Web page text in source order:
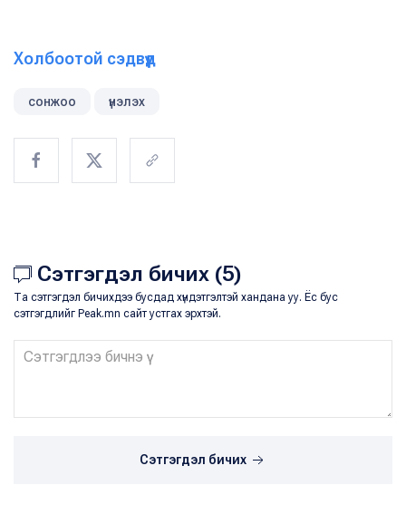
Холбоотой сэдвүүд
сонжоо үнэлэх
Сэтгэгдэл бичих (5)
Та сэтгэгдэл бичихдээ бусдад хүндэтгэлтэй хандана уу. Ёс бус
сэтгэгдлийг Peak.mn сайт устгах эрхтэй.
Сэтгэгдэл бичих